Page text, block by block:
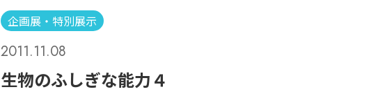
す。 脳の血流を制限し、目の毛細血管を破裂させるこ
とで、血を飛ばすことができるそうです。 ここまでく
ると、もうほとんどホラーですね。 恐ろしや・・・・
ツイート
企画展・特別展示
2011.11.08
生物のふしぎな能力４